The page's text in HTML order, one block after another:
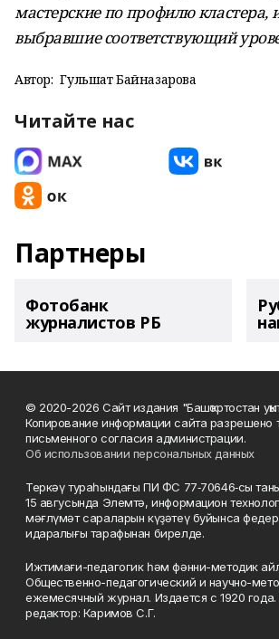
мастерские по профилю кластера,
выбравшие соответствующий
Автор: Гульшат Байназарова
Читайте нас
Партнеры
Фотобанк
журналистов РБ
© 2020-2026 Сайт издания "Башҡортостан
Копирование информации сайта разрешено
письменного согласия администрации.
Об использовании персональных данных
Теркәү тураһындағы ПИ ФС 77‑70646‑сы
15 авгусында Элемтә, информацион
мәғлүмәт сараларын күҙәтеү буйынса
идаралығы тарафынан бирелде.
Ижтимағи-педагогик һәм фәнни-методик
Общественно-педагогический и научно-
ежемесячный журнал. Издается с 1920
редактор: Каримов С.Г.